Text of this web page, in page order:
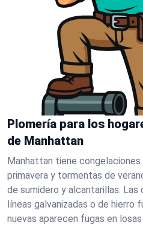
Plomería para los
de Manhattan
Manhattan tiene congelaciones
primavera y tormentas de
de sumidero y alcantarillas.
líneas galvanizadas o de hierro
nuevas aparecen fugas en